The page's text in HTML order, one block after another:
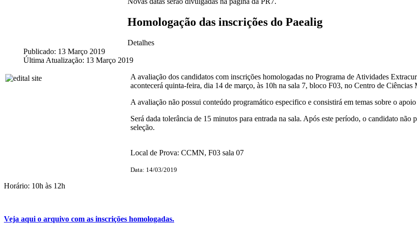
Homologação das inscrições do Paealig
Detalhes
Publicado: 13 Março 2019
Última Atualização: 13 Março 2019
A avaliação dos candidatos com inscrições homologadas no Programa de Atividades
acontecerá quinta-feira, dia 14 de março, às 10h na sala 7, bloco F03, no Centro de
A avaliação não possui conteúdo programático especifico e consistirá em temas sobre o
Será dada tolerância de 15 minutos para entrada na sala. Após este período, o candidato
seleção.
Local de Prova: CCMN, F03 sala 07
Data: 14/03/2019
Horário: 10h às 12h
Veja aqui o arquivo com as inscrições homologadas.